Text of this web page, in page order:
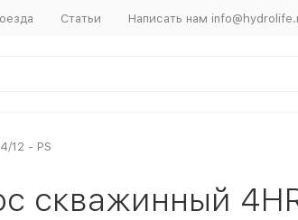
Статьи Написать нам
12 - PS
скважинный